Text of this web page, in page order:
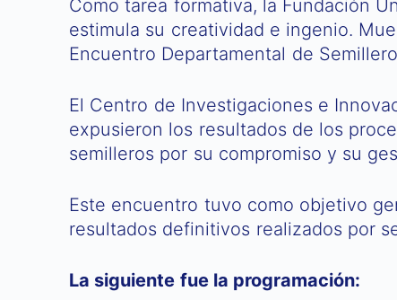
Como tarea formativa, la Fundación
estimula su creatividad e ingenio.
Encuentro Departamental de
El Centro de Investigaciones e
expusieron los resultados de los
semilleros por su compromiso y su
Este encuentro tuvo como objetivo
resultados definitivos realizados por
La siguiente fue la programación: